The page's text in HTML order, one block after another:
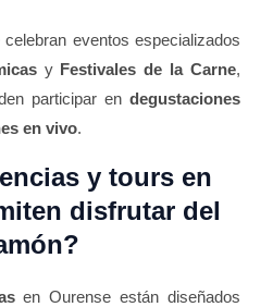
eventos especializados
y Festivales de la Carne,
participar en degustaciones
en vivo.
y tours en
disfrutar del
?
en Ourense están diseñados